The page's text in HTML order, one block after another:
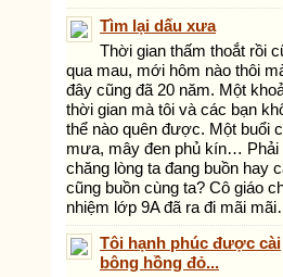
Tìm lại dấu xưa
Thời gian thấm thoắt rồi
qua mau, mới hôm nào thôi
đây cũng đã 20 năm. Một
thời gian mà tôi và các bạn
thể nào quên được. Một buổi
mưa, mây đen phủ kín… Phải
chăng lòng ta đang buồn hay
cũng buồn cùng ta? Cô giáo
nhiệm lớp 9A đã ra đi mãi
Tôi hạnh phúc được cài
bông hồng đỏ...